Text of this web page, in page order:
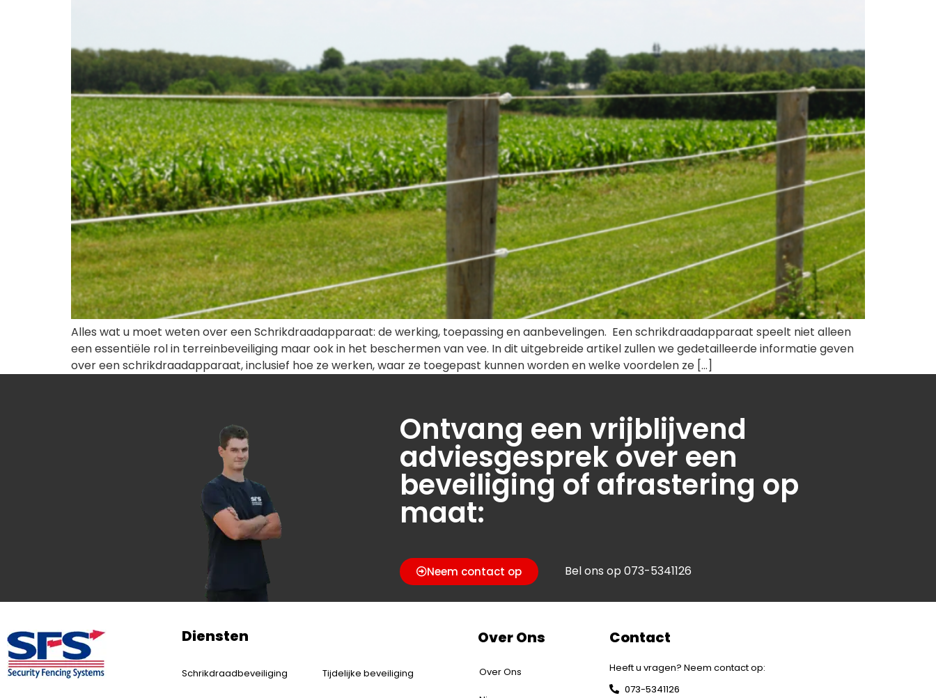
Alles wat u moet weten over een Schrikdraadapparaat: de werking, toepassing en aanbevelingen. Een schrikdraadapparaat speelt niet alleen
een essentiële rol in terreinbeveiliging maar ook in het beschermen van vee. In dit uitgebreide artikel zullen we gedetailleerde informatie geven
over een schrikdraadapparaat, inclusief hoe ze werken, waar ze toegepast kunnen worden en welke voordelen ze […]
Ontvang een vrijblijvend
adviesgesprek over een
beveiliging of afrastering op
maat:
Neem contact op Bel ons op 073-5341126
Diensten
Schrikdraadbeveiliging Tijdelijke beveiliging
Over Ons
Over Ons
Contact
Heeft u vragen? Neem contact op:
073-5341126